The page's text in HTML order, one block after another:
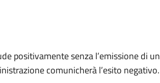
positivamente senza l’emissione di un
comunicherà l’esito negativo.